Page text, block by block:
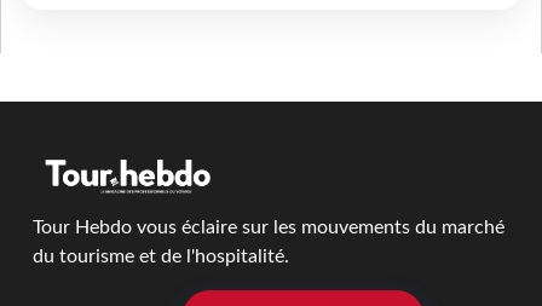
Tour Hebdo vous éclaire sur les mouvements du marché
du tourisme et de l'hospitalité.